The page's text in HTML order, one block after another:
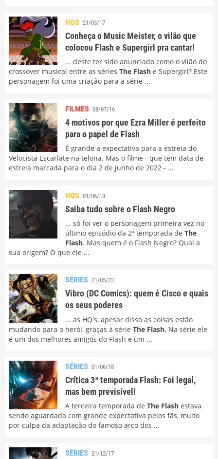
HQS 21/03/17
Conheça o Music Meister, o vilão que
colocou Flash e Supergirl pra cantar!
... deste ter sido anunciado como o vilão do
crossover musical entre as séries The Flash e Supergirl? Este
personagem foi uma criação para a série ...
FILMES 08/07/16
4 motivos por que Ezra Miller é perfeito
para o papel de Flash
É grande a expectativa para a estreia do
Velocista Escarlate na telona. Mas o filme - que tem data de
estreia marcada para o dia 2 de junho de 2022 - ...
HQS 01/06/18
Saiba tudo sobre o Flash Negro
... só foi ver o personagem primeira vez no
último episódio da 2ª temporada de The
Flash. Mas quem é o Flash Negro? Qual a
sua origem? O que ele ...
SÉRIES 21/05/23
Vibro (DC Comics): quem é Cisco e quais
os seus poderes
... as HQ's, apesar disso as coisas estão
mudando para o herói, graças à série The Flash. Na série ele
é um dos melhores amigos do Flash e um ...
SÉRIES 01/06/18
Crítica 3ª temporada Flash: Foi legal,
mas bem previsível!
A terceira temporada de The Flash estava
sendo aguardada com grande expectativa pelos fãs, muito
por culpa da adaptação do famoso arco dos ...
SÉRIES 21/12/17